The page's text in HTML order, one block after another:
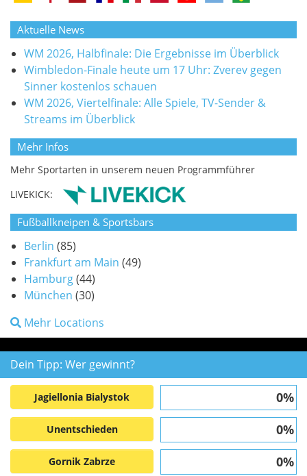
Aktuelle News
WM 2026, Halbfinale: Die Ergebnisse im Überblick
Wimbledon-Finale heute um 17 Uhr: Zverev gegen
Sinner kostenlos schauen
WM 2026, Viertelfinale: Alle Spiele, TV-Sender &
Streams im Überblick
Mehr Infos
Mehr Sportarten in unserem neuen Programmführer
LIVEKICK:
Fußballkneipen & Sportsbars
Berlin (85)
Frankfurt am Main (49)
Hamburg(44)
München (30)
Mehr Locations
Dein Tipp: Wer gewinnt?
Jagiellonia Bialystok 0%
Unentschieden 0%
Gornik Zabrze 0%